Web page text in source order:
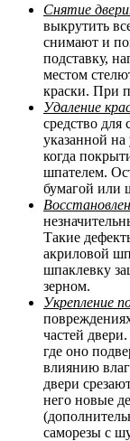
Снятие
выкрутить
снимают и
подставку,
местом
краски. При
Удаление
средство для
указанной на
когда
шпателем.
бумагой или
Такие
акриловой
шпаклевку
зерном.
Укрепление
частей
где оно
влиянию
двери
него новые
саморезы с